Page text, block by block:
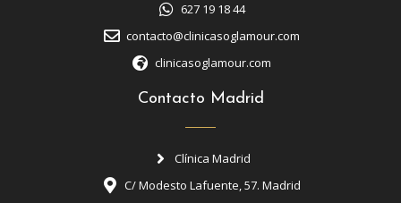
627 19 18 44
contacto@clinicasoglamour.com
clinicasoglamour.com
Contacto Madrid
Clínica Madrid
C/ Modesto Lafuente, 57. Madrid